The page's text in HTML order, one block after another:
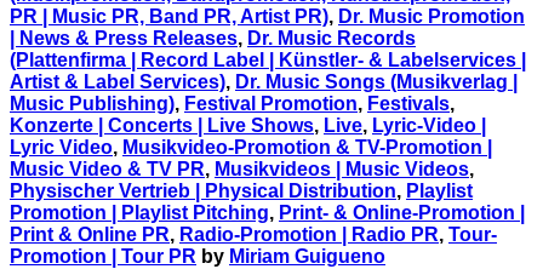
PR | Music PR, Band PR, Artist PR), Dr. Music Promotion
| News & Press Releases, Dr. Music Records
(Plattenfirma | Record Label | Künstler- & Labelservices |
Artist & Label Services), Dr. Music Songs (Musikverlag |
Music Publishing), Festival Promotion, Festivals,
Konzerte | Concerts | Live Shows, Live, Lyric-Video |
Lyric Video, Musikvideo-Promotion & TV-Promotion |
Music Video & TV PR, Musikvideos | Music Videos,
Physischer Vertrieb | Physical Distribution, Playlist
Promotion | Playlist Pitching, Print- & Online-Promotion |
Print & Online PR, Radio-Promotion | Radio PR, Tour-
Promotion | Tour PR by Miriam Guigueno